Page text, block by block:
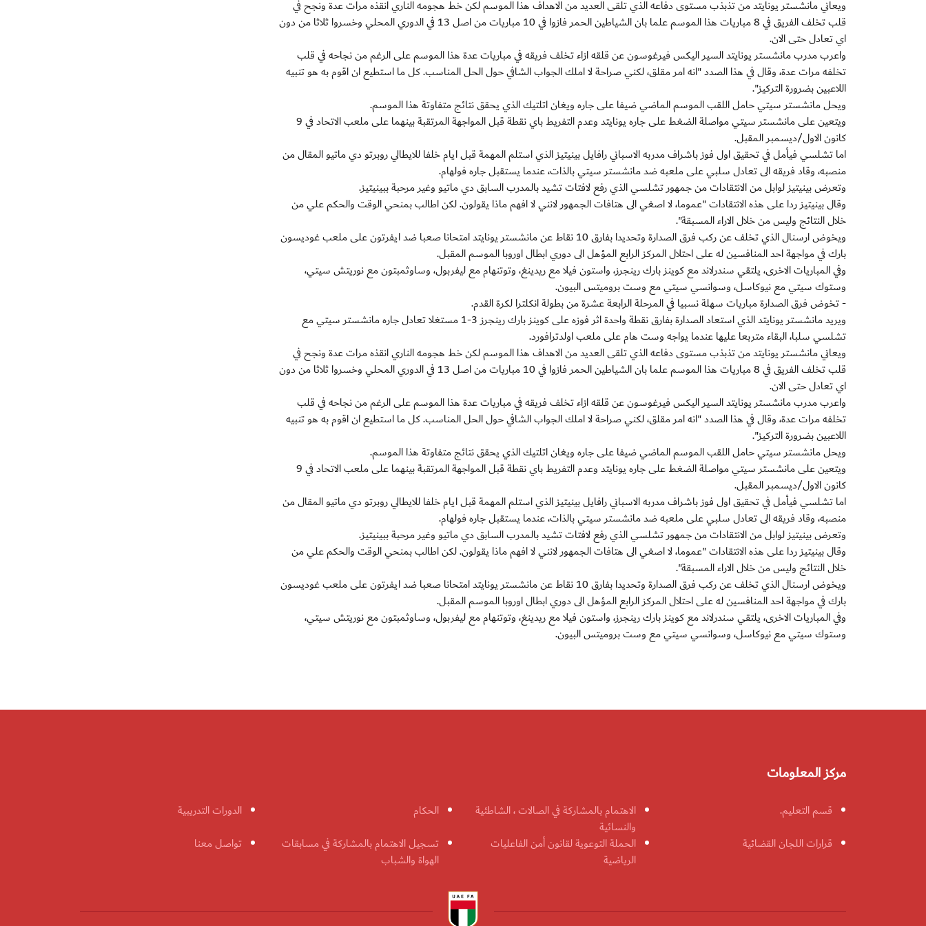
ويعاني مانشستر يونايتد من تذبذب مستوى دفاعه الذي تلقى العديد من الاهداف هذا الموسم لكن خط هجومه الناري انقذه مرات عدة ونجح في
قلب تخلف الفريق في 8 مباريات هذا الموسم علما بان الشياطين الحمر فازوا في 10 مباريات من اصل 13 في الدوري المحلي وخسروا ثلاثا من دون
اي تعادل حتى الان.
واعرب مدرب مانشستر يونايتد السير اليكس فيرغوسون عن قلقه ازاء تخلف فريقه في مباريات عدة هذا الموسم على الرغم من نجاحه في قلب
تخلفه مرات عدة، وقال في هذا الصدد "انه امر مقلق، لكني صراحة لا املك الجواب الشافي حول الحل المناسب. كل ما استطيع ان اقوم به هو تنبيه
اللاعبين بضرورة التركيز".
ويحل مانشستر سيتي حامل اللقب الموسم الماضي ضيفا على جاره ويغان اتلتيك الذي يحقق نتائج متفاوتة هذا الموسم.
ويتعين على مانشستر سيتي مواصلة الضغط على جاره يونايتد وعدم التفريط باي نقطة قبل المواجهة المرتقبة بينهما على ملعب الاتحاد في 9
كانون الاول/ديسمبر المقبل.
اما تشلسي فيأمل في تحقيق اول فوز باشراف مدربه الاسباني رافايل بينيتيز الذي استلم المهمة قبل ايام خلفا للايطالي روبرتو دي ماتيو المقال من
منصبه، وقاد فريقه الى تعادل سلبي على ملعبه ضد مانشستر سيتي بالذات، عندما يستقبل جاره فولهام.
وتعرض بينيتيز لوابل من الانتقادات من جمهور تشلسي الذي رفع لافتات تشيد بالمدرب السابق دي ماتيو وغير مرحبة ببينيتيز.
وقال بينيتيز ردا على هذه الانتقادات "عموما، لا اصغي الى هتافات الجمهور لانني لا افهم ماذا يقولون. لكن اطالب بمنحي الوقت والحكم علي من
خلال النتائج وليس من خلال الاراء المسبقة".
ويخوض ارسنال الذي تخلف عن ركب فرق الصدارة وتحديدا بفارق 10 نقاط عن مانشستر يونايتد امتحانا صعبا ضد ايفرتون على ملعب غوديسون
بارك في مواجهة احد المنافسين له على احتلال المركز الرابع المؤهل الى دوري ابطال اوروبا الموسم المقبل.
وفي المباريات الاخرى، يلتقي سندرلاند مع كوينز بارك رينجرز، واستون فيلا مع ريدينغ، وتوتنهام مع ليفربول، وساوثمبتون مع نوريتش سيتي،
وستوك سيتي مع نيوكاسل، وسوانسي سيتي مع وست بروميتس البيون.
- تخوض فرق الصدارة مباريات سهلة نسبيا في المرحلة الرابعة عشرة من بطولة انكلترا لكرة القدم.
ويريد مانشستر يونايتد الذي استعاد الصدارة بفارق نقطة واحدة اثر فوزه على كوينز بارك رينجرز 3-1 مستغلا تعادل جاره مانشستر سيتي مع
تشلسي سلبا، البقاء متربعا عليها عندما يواجه وست هام على ملعب اولدترافورد.
ويعاني مانشستر يونايتد من تذبذب مستوى دفاعه الذي تلقى العديد من الاهداف هذا الموسم لكن خط هجومه الناري انقذه مرات عدة ونجح في
قلب تخلف الفريق في 8 مباريات هذا الموسم علما بان الشياطين الحمر فازوا في 10 مباريات من اصل 13 في الدوري المحلي وخسروا ثلاثا من دون
اي تعادل حتى الان.
واعرب مدرب مانشستر يونايتد السير اليكس فيرغوسون عن قلقه ازاء تخلف فريقه في مباريات عدة هذا الموسم على الرغم من نجاحه في قلب
تخلفه مرات عدة، وقال في هذا الصدد "انه امر مقلق، لكني صراحة لا املك الجواب الشافي حول الحل المناسب. كل ما استطيع ان اقوم به هو تنبيه
اللاعبين بضرورة التركيز".
ويحل مانشستر سيتي حامل اللقب الموسم الماضي ضيفا على جاره ويغان اتلتيك الذي يحقق نتائج متفاوتة هذا الموسم.
ويتعين على مانشستر سيتي مواصلة الضغط على جاره يونايتد وعدم التفريط باي نقطة قبل المواجهة المرتقبة بينهما على ملعب الاتحاد في 9
كانون الاول/ديسمبر المقبل.
اما تشلسي فيأمل في تحقيق اول فوز باشراف مدربه الاسباني رافايل بينيتيز الذي استلم المهمة قبل ايام خلفا للايطالي روبرتو دي ماتيو المقال من
منصبه، وقاد فريقه الى تعادل سلبي على ملعبه ضد مانشستر سيتي بالذات، عندما يستقبل جاره فولهام.
وتعرض بينيتيز لوابل من الانتقادات من جمهور تشلسي الذي رفع لافتات تشيد بالمدرب السابق دي ماتيو وغير مرحبة ببينيتيز.
وقال بينيتيز ردا على هذه الانتقادات "عموما، لا اصغي الى هتافات الجمهور لانني لا افهم ماذا يقولون. لكن اطالب بمنحي الوقت والحكم علي من
خلال النتائج وليس من خلال الاراء المسبقة".
ويخوض ارسنال الذي تخلف عن ركب فرق الصدارة وتحديدا بفارق 10 نقاط عن مانشستر يونايتد امتحانا صعبا ضد ايفرتون على ملعب غوديسون
بارك في مواجهة احد المنافسين له على احتلال المركز الرابع المؤهل الى دوري ابطال اوروبا الموسم المقبل.
وفي المباريات الاخرى، يلتقي سندرلاند مع كوينز بارك رينجرز، واستون فيلا مع ريدينغ، وتوتنهام مع ليفربول، وساوثمبتون مع نوريتش سيتي،
وستوك سيتي مع نيوكاسل، وسوانسي سيتي مع وست بروميتس البيون.
مركز المعلومات
قسم التعليم.
الاهتمام بالمشاركة في الصالات ، الشاطئية
والنسائية
الحكام
الدورات التدريبية
قرارات اللجان القضائية
الحملة التوعوية لقانون أمن الفاعليات
الرياضية
تسجيل الاهتمام بالمشاركة في مسابقات
الهواة والشباب
تواصل معنا